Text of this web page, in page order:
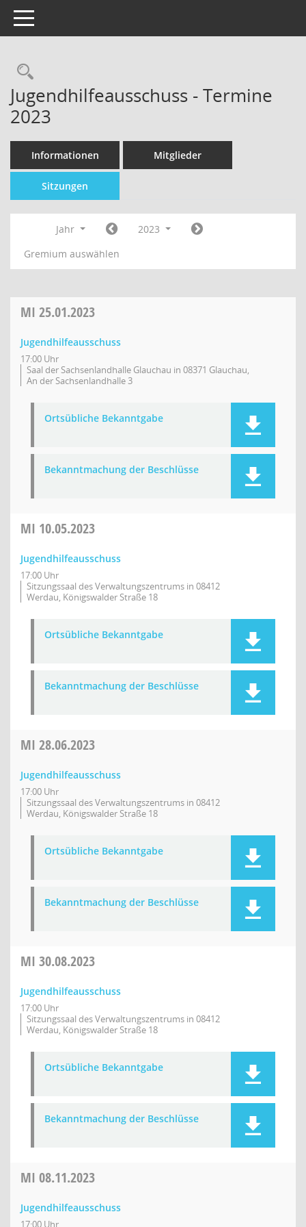
Toggle navigation
Jugendhilfeausschuss - Termine
2023
Informationen Mitglieder
Sitzungen
Jahr
2023
Gremium auswählen
MI 25.01.2023
Jugendhilfeausschuss
17:00 Uhr
Saal der Sachsenlandhalle Glauchau in 08371 Glauchau,
An der Sachsenlandhalle 3
Ortsübliche Bekanntgabe
Bekanntmachung der Beschlüsse
MI 10.05.2023
Jugendhilfeausschuss
17:00 Uhr
Sitzungssaal des Verwaltungszentrums in 08412
Werdau, Königswalder Straße 18
Ortsübliche Bekanntgabe
Bekanntmachung der Beschlüsse
MI 28.06.2023
Jugendhilfeausschuss
17:00 Uhr
Sitzungssaal des Verwaltungszentrums in 08412
Werdau, Königswalder Straße 18
Ortsübliche Bekanntgabe
Bekanntmachung der Beschlüsse
MI 30.08.2023
Jugendhilfeausschuss
17:00 Uhr
Sitzungssaal des Verwaltungszentrums in 08412
Werdau, Königswalder Straße 18
Ortsübliche Bekanntgabe
Bekanntmachung der Beschlüsse
MI 08.11.2023
Jugendhilfeausschuss
17:00 Uhr